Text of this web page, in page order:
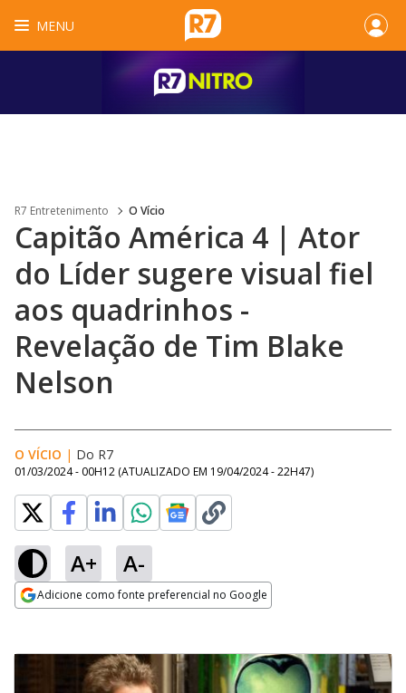
MENU
R7 Entretenimento O Vício
Capitão América 4 | Ator
do Líder sugere visual fiel
aos quadrinhos -
Revelação de Tim Blake
Nelson
O VÍCIO | Do R7
01/03/2024 - 00H12 (ATUALIZADO EM 19/04/2024 - 22H47)
A+ A-
Adicione como fonte preferencial no Google